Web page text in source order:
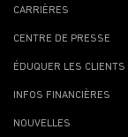
CARRIÈRES
CENTRE DE PRESSE
ÉDUQUER LES CLIENTS
INFOS FINANCIÈRES
NOUVELLES